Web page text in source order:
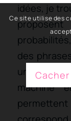
idées, je
des
uns, sont
machine
Ce site utilise des